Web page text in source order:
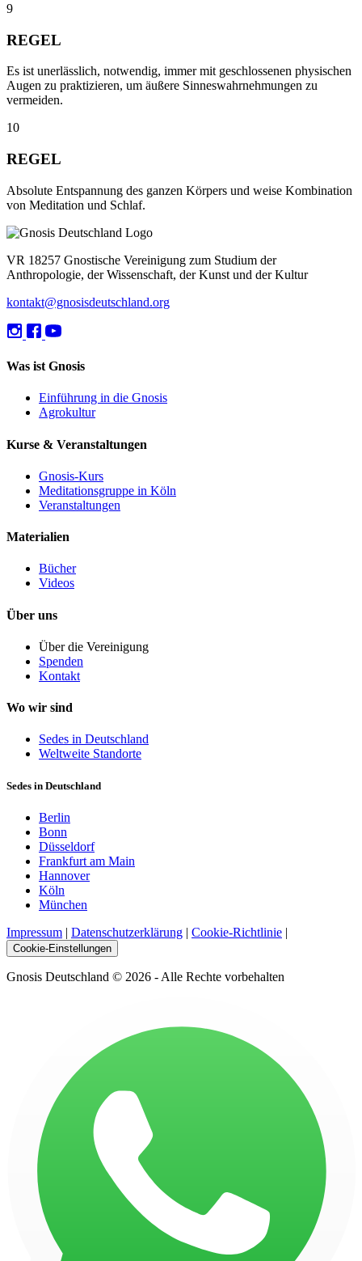
9
REGEL
Es ist unerlässlich, notwendig, immer mit geschlossenen physischen
Augen zu praktizieren, um äußere Sinneswahrnehmungen zu
vermeiden.
10
REGEL
Absolute Entspannung des ganzen Körpers und weise Kombination
von Meditation und Schlaf.
VR 18257 Gnostische Vereinigung zum Studium der
Anthropologie, der Wissenschaft, der Kunst und der Kultur
kontakt@gnosisdeutschland.org
Was ist Gnosis
Einführung in die Gnosis
Agrokultur
Kurse & Veranstaltungen
Gnosis-Kurs
Meditationsgruppe in Köln
Veranstaltungen
Materialien
Bücher
Videos
Über uns
Über die Vereinigung
Spenden
Kontakt
Wo wir sind
Sedes in Deutschland
Weltweite Standorte
Sedes in Deutschland
Berlin
Bonn
Düsseldorf
Frankfurt am Main
Hannover
Köln
München
Impressum | Datenschutzerklärung | Cookie-Richtlinie |
Cookie-Einstellungen
Gnosis Deutschland © 2026 - Alle Rechte vorbehalten